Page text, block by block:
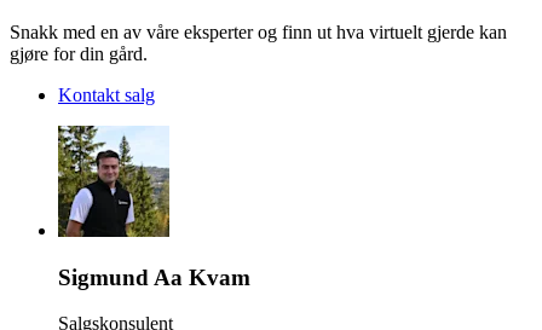
Snakk med en av våre eksperter og finn ut hva virtuelt gjerde kan
gjøre for din gård.
Kontakt salg
Sigmund Aa Kvam
Salgskonsulent